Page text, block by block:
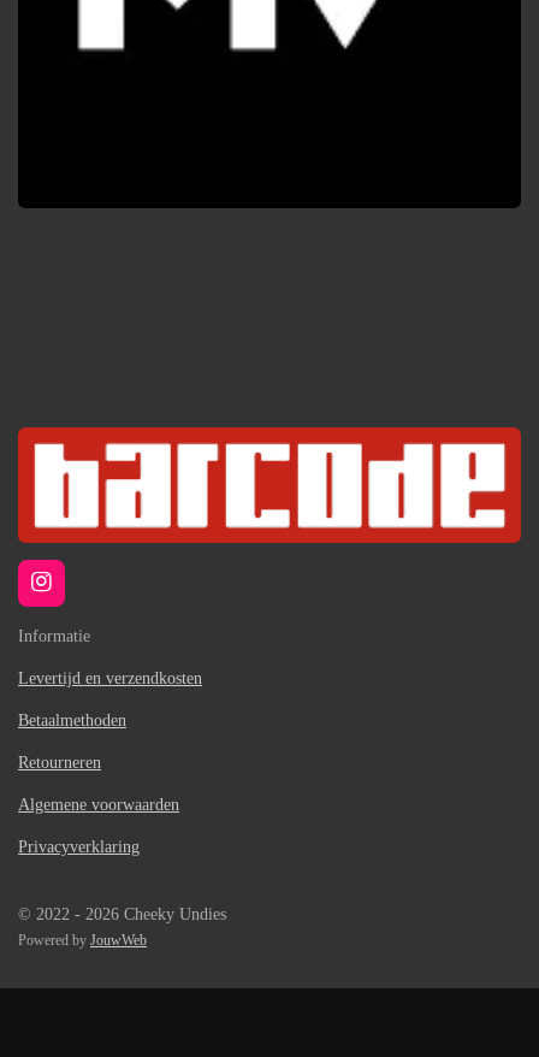
I
s
a
r
m
Informatie
Levertijd en verzendkosten
Betaalmethoden
Retourneren
Algemene voorwaarden
Privacyverklaring
© 2022 - 2026 Cheeky Undies
Powered by JouwWeb